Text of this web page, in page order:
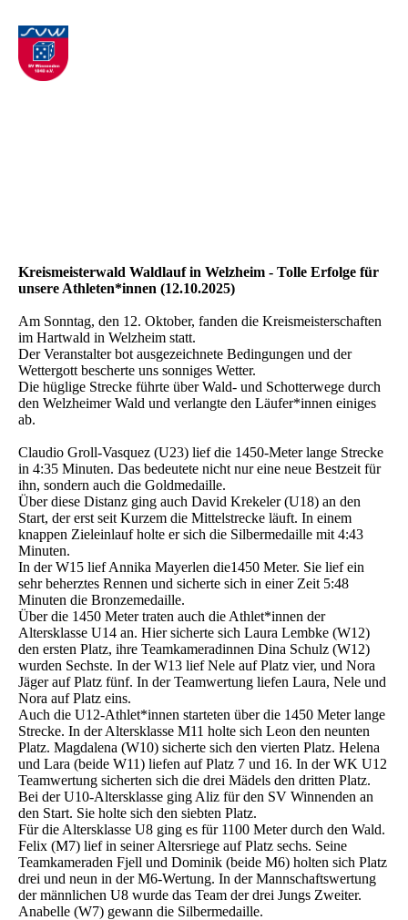
Kreismeisterwald Waldlauf in Welzheim - Tolle Erfolge für
unsere Athleten*innen (12.10.2025)
Am Sonntag, den 12. Oktober, fanden die Kreismeisterschaften
im Hartwald in Welzheim statt.
Der Veranstalter bot ausgezeichnete Bedingungen und der
Wettergott bescherte uns sonniges Wetter.
Die hüglige Strecke führte über Wald- und Schotterwege durch
den Welzheimer Wald und verlangte den Läufer*innen einiges
ab.
Claudio Groll-Vasquez (U23) lief die 1450-Meter lange Strecke
in 4:35 Minuten. Das bedeutete nicht nur eine neue Bestzeit für
ihn, sondern auch die Goldmedaille.
Über diese Distanz ging auch David Krekeler (U18) an den
Start, der erst seit Kurzem die Mittelstrecke läuft. In einem
knappen Zieleinlauf holte er sich die Silbermedaille mit 4:43
Minuten.
In der W15 lief Annika Mayerlen die1450 Meter. Sie lief ein
sehr beherztes Rennen und sicherte sich in einer Zeit 5:48
Minuten die Bronzemedaille.
Über die 1450 Meter traten auch die Athlet*innen der
Altersklasse U14 an. Hier sicherte sich Laura Lembke (W12)
den ersten Platz, ihre Teamkameradinnen Dina Schulz (W12)
wurden Sechste. In der W13 lief Nele auf Platz vier, und Nora
Jäger auf Platz fünf. In der Teamwertung liefen Laura, Nele und
Nora auf Platz eins.
Auch die U12-Athlet*innen starteten über die 1450 Meter lange
Strecke. In der Altersklasse M11 holte sich Leon den neunten
Platz. Magdalena (W10) sicherte sich den vierten Platz. Helena
und Lara (beide W11) liefen auf Platz 7 und 16. In der WK U12
Teamwertung sicherten sich die drei Mädels den dritten Platz.
Bei der U10-Altersklasse ging Aliz für den SV Winnenden an
den Start. Sie holte sich den siebten Platz.
Für die Altersklasse U8 ging es für 1100 Meter durch den Wald.
Felix (M7) lief in seiner Altersriege auf Platz sechs. Seine
Teamkameraden Fjell und Dominik (beide M6) holten sich Platz
drei und neun in der M6-Wertung. In der Mannschaftswertung
der männlichen U8 wurde das Team der drei Jungs Zweiter.
Anabelle (W7) gewann die Silbermedaille.